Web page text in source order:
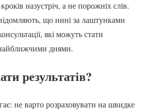
назустріч, а не порожніх слів.
що нині за лаштунками
які можуть стати
днями.
результатів?
не варто розраховувати на швидке